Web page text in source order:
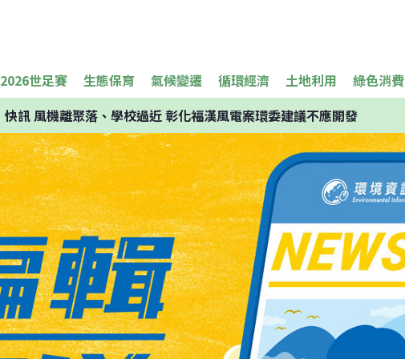
2026世足賽 生態保育 氣候變遷 循環經濟 土地利用 綠色消費
快訊風機離聚落、學校過近 彰化福漢風電案環委建議不應開發